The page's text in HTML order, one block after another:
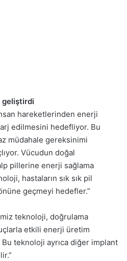
geliştirdi
hareketlerinden enerji
edilmesini hedefliyor. Bu
müdahale gereksinimi
Vücudun doğal
pillerine enerji sağlama
hastaların sık sık pil
geçmeyi hedefler.”
teknoloji, doğrulama
etkili enerji üretim
teknoloji ayrıca diğer implant